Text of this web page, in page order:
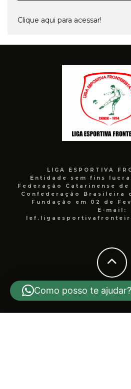
Clique aqui para acessar!
LIGA ESPORTIVA
Entidade sem fins
Federação Catarinense de
Confederação Brasileira
Fundação em 02 de
E-mail:
Como posso te ajudar?